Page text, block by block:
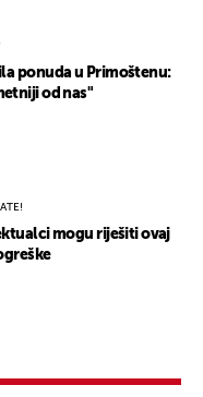
ponuda u Primoštenu:
od nas"
mogu riješiti ovaj